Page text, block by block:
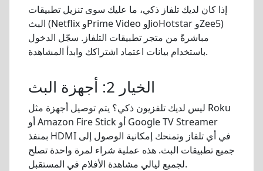
إذا كان لديك تلفاز ذكي، ما عليك سوى تنزيل تطبيقات
البث (Netflix وPrime Video وJioHotstar وZee5)
مباشرةً من متجر تطبيقات التلفاز. سجّل الدخول
باستخدام بيانات اعتماد اشتراكك وابدأ المشاهدة.
الخيار 2: أجهزة البث
ليس لديك تلفزيون ذكي؟ يتم توصيل أجهزة مثل Roku
أو Amazon Fire Stick أو Google TV Streamer
بمنفذ HDMI في أي تلفاز وتمنحك إمكانية الوصول إلى
جميع تطبيقات البث. هذه عملية شراء لمرة واحدة تصلح
لجميع ليالي مشاهدة الأفلام في المستقبل.